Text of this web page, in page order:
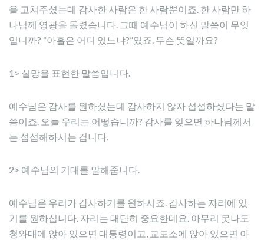
을 고쳐주셨는데 감사한 사람은 한 사람뿐이죠. 한 사람만 하
나님께 영광을 돌렸습니다. 그때 예수님이 하신 말씀이 무엇
입니까? “아홉은 어디 있느냐?”였죠. 무슨 뜻일까요?
1> 실망을 표현한 말씀입니다.
예수님은 감사를 원하셨는데 감사하지 않자 섭섭하셨다는 말
씀이죠. 오늘 우리는 어떻습니까? 감사를 잊으면 하나님께서
는 섭섭해하시는 겁니다.
2> 예수님의 기대를 말해줍니다.
예수님은 우리가 감사하기를 원하시죠. 감사하는 자리에 있
기를 원하십니다. 자리는 대단히 중요한데요. 아무리 못나도
청와대에 앉아 있으면 대통령이고, 교도소에 앉아 있으면 아